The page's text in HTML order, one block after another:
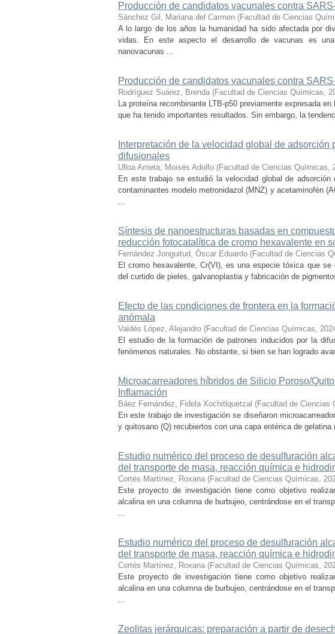
Producción de candidatos vacunales contra
Sánchez Gil, Mariana del Carmen (Facultad de Ciencias
A lo largo de los años la humanidad ha sido afectada por
vidas. En este aspecto el desarrollo de vacunas es
nanovacunas ...
Producción de candidatos vacunales contra
Rodríguez Suárez, Brenda (Facultad de Ciencias Químicas,
La proteína recombinante LTB-p50 previamente expresada
que ha tenido importantes resultados. Sin embargo, la
Interpretación de la velocidad global de
difusionales
Ulloa Arrieta, Moisés Adolfo (Facultad de Ciencias Químicas,
En este trabajo se estudió la velocidad global de
contaminantes modelo metronidazol (MNZ) y acetaminofén
...
Síntesis de nanoestructuras basadas en
reducción fotocatalítica de cromo hexavalente en
Fernández Jonguitud, Óscar Eduardo (Facultad de Ciencias
El cromo hexavalente, Cr(VI), es una especie tóxica que
del curtido de pieles, galvanoplastia y fabricación de
Efecto de las condiciones de frontera en la
anómala
Valdés López, Alejandro (Facultad de Ciencias Químicas,
El estudio de la formación de patrones inducidos por la
fenómenos naturales. No obstante, si bien se han logrado
Microacarreadores híbridos de Silicio Poroso/
Inflamación
Báez Fernández, Fidela Xochitlquetzal (Facultad de Ciencias
En este trabajo de investigación se diseñaron
y quitosano (Q) recubiertos con una capa entérica de
Estudio numérico del proceso de desulfuración
del transporte de masa, reacción química e
Cortés Martìnez, Roxana (Facultad de Ciencias Químicas,
Este proyecto de investigación tiene como objetivo
alcalina en una columna de burbujeo, centrándose en el
...
Estudio numérico del proceso de desulfuración
del transporte de masa, reacción química e
Cortés Martínez, Roxana (Facultad de Ciencias Químicas,
Este proyecto de investigación tiene como objetivo
alcalina en una columna de burbujeo, centrándose en el
...
Zeolitas jerárquicas: preparación a partir de